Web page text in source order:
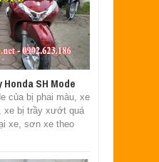
SH Mode
của bị phai màu, xe
xe bị trầy xướt quá
xe, sơn xe theo